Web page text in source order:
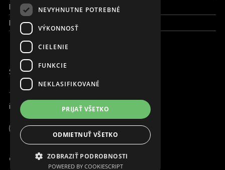
Slovensko
Apoteka + Pinakoteka
Pracujte s nami
Kde robíme
Kontaktujte nás
SME ONLINE
+421 917 827 827
info@magna.org
© Copyright MAGNA. 2001 - 2026
NEVYHNUTNE POTREBNÉ
VÝKONNOSŤ
CIELENIE
FUNKCIE
NEKLASIFIKOVANÉ
PRIJAŤ VŠETKO
ODMIETNUŤ VŠETKO
ZOBRAZIŤ PODROBNOSTI
POWERED BY COOKIESCRIPT